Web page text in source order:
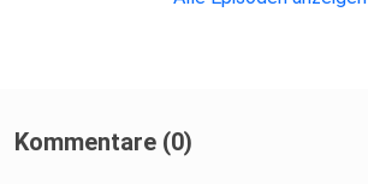
Kommentare (0)